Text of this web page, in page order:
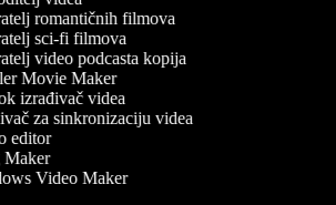
romantičnih filmova
sci-fi filmova
video podcasta kopija
Movie Maker
izrađivač videa
za sinkronizaciju videa
editor
Video Maker